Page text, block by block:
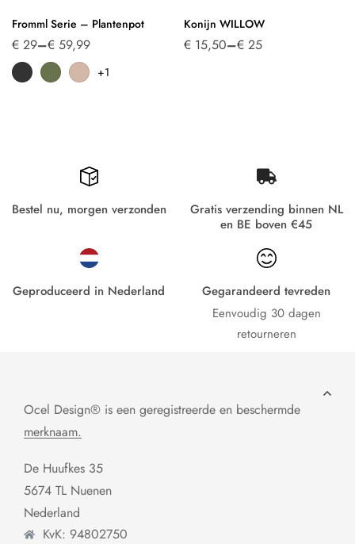
Fromml Serie – Plantenpot
€ 29–€ 59,99
+1
Konijn WILLOW
€ 15,50–€ 25
Bestel nu, morgen verzonden
Gratis verzending binnen NL
en BE boven €45
Geproduceerd in Nederland
Gegarandeerd tevreden
Eenvoudig 30 dagen
retourneren
Ocel Design® is een geregistreerde en beschermde
merknaam.
De Huufkes 35
5674 TL Nuenen
Nederland
KvK: 94802750